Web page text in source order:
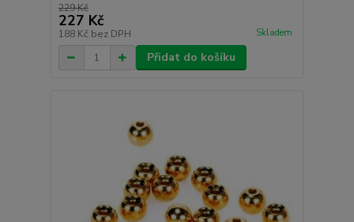
229 Kč
227 Kč
188 Kč bez DPH Skladem
Přidat do košíku